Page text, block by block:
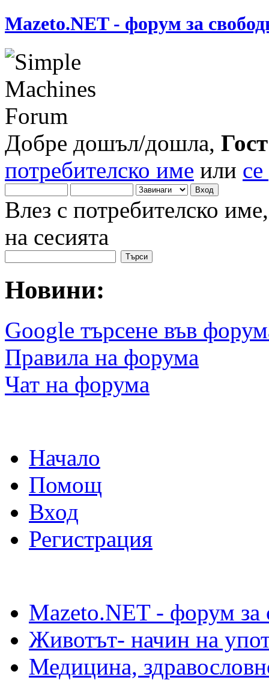
Mazeto.NET - форум за
Добре дошъл/дошла, Гост
потребителско име или
Влез с потребителско
на сесията
Новини:
Google търсене във
Правила на форума
Чат на форума
Начало
Помощ
Вход
Регистрация
Mazeto.NET - форум за
Животът- начин на
Медицина,